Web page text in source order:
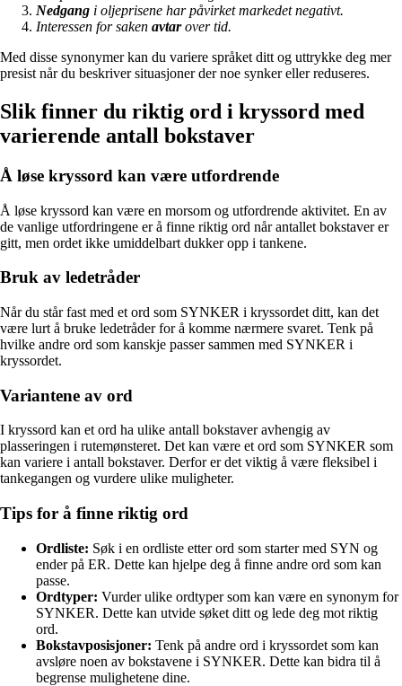
Nedgang i oljeprisene har påvirket markedet negativt.
Interessen for saken avtarover tid.
Med disse synonymer kan du variere språket ditt og uttrykke deg mer
presist når du beskriver situasjoner der noe synker eller reduseres.
Slik finner du riktig ord i kryssord med
varierende antall bokstaver
Å løse kryssord kan være utfordrende
Å løse kryssord kan være en morsom og utfordrende aktivitet. En av
de vanlige utfordringene er å finne riktig ord når antallet bokstaver er
gitt, men ordet ikke umiddelbart dukker opp i tankene.
Bruk av ledetråder
Når du står fast med et ord som SYNKER i kryssordet ditt, kan det
være lurt å bruke ledetråder for å komme nærmere svaret. Tenk på
hvilke andre ord som kanskje passer sammen med SYNKER i
kryssordet.
Variantene av ord
I kryssord kan et ord ha ulike antall bokstaver avhengig av
plasseringen i rutemønsteret. Det kan være et ord som SYNKER som
kan variere i antall bokstaver. Derfor er det viktig å være fleksibel i
tankegangen og vurdere ulike muligheter.
Tips for å finne riktig ord
Ordliste: Søk i en ordliste etter ord som starter med SYN og
ender på ER. Dette kan hjelpe deg å finne andre ord som kan
passe.
Ordtyper: Vurder ulike ordtyper som kan være en synonym for
SYNKER. Dette kan utvide søket ditt og lede deg mot riktig
ord.
Bokstavposisjoner: Tenk på andre ord i kryssordet som kan
avsløre noen av bokstavene i SYNKER. Dette kan bidra til å
begrense mulighetene dine.